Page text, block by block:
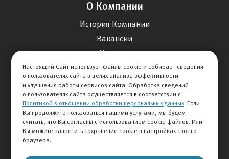
О Компании
История Компании
Вакансии
Новости
Карта сайта
Контакты
+7 495 292-60-60
Настоящий Сайт использует файлы cookie и собирает сведения
о пользователях сайта в целях анализа эффективности
и улучшения работы сервисов сайта. Обработка сведений
о пользователях сайта осуществляется в соответствии с
Политикой в отношении обработки персональных данных. Если
Вы продолжите пользоваться нашими услугами, мы будем
считать, что Вы согласны с использованием cookie-файлов. Или
Вы можете запретить сохранение cookie в настройках своего
браузера.